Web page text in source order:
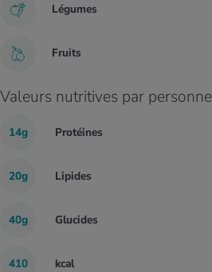
Légumes
Fruits
Valeurs nutritives par personne
14g Protéines
20g Lipides
40g Glucides
410 kcal